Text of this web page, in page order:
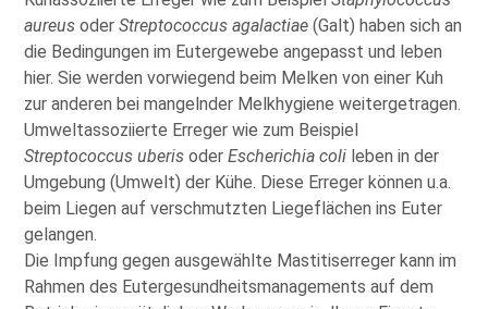
aureus oderStreptococcus agalactiae (Galt) haben sich an
die Bedingungen im Eutergewebe angepasst und leben
hier. Sie werden vorwiegend beim Melken von einer Kuh
zur anderen bei mangelnder Melkhygiene weitergetragen.
Umweltassoziierte Erreger wie zum Beispiel
Streptococcus uberis oderEscherichia coli leben in der
Umgebung (Umwelt) der Kühe. Diese Erreger können u.a.
beim Liegen auf verschmutzten Liegeflächen ins Euter
gelangen.
Die Impfung gegen ausgewählte Mastitiserreger kann im
Rahmen des Eutergesundheitsmanagements auf dem